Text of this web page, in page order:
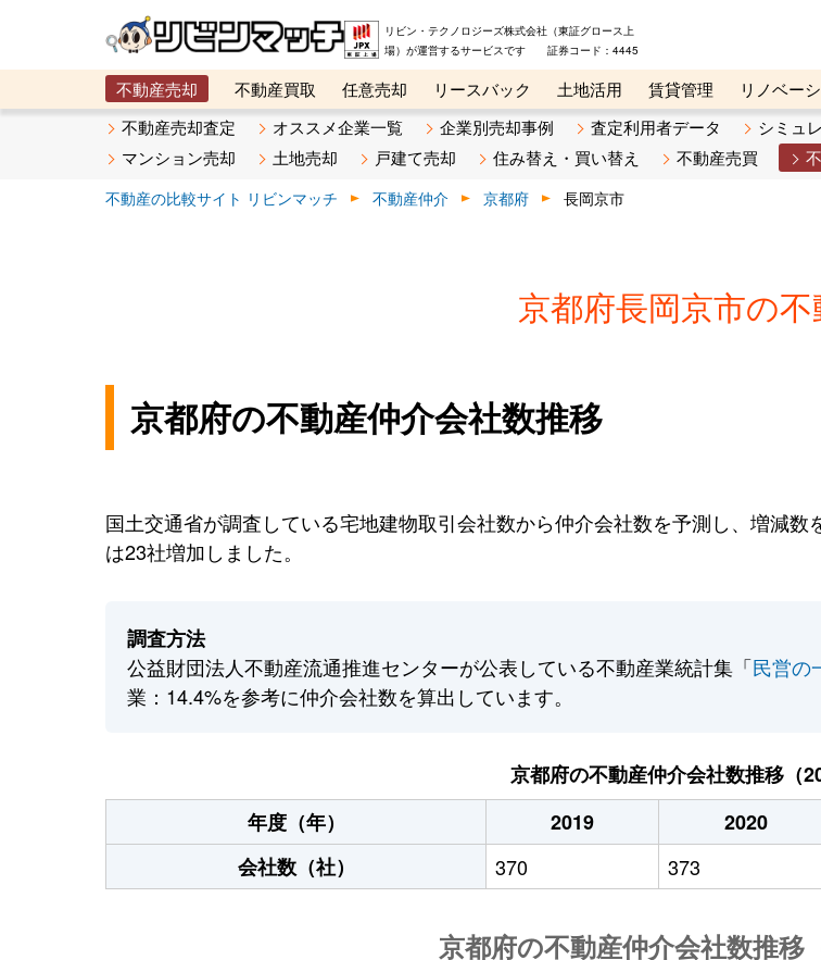
リビン・テクノロジーズ株式会社（東証グロース上
場）が運営するサービスです 証券コード：4445
不動産売却 不動産買取 任意売却 リースバック 土地活用 賃貸管理 リノベー
メタ住宅展示場
ベスト不動産カンパニー オンライン講座 リビンマガジンBiz 不動産
不動産売却査定 オススメ企業一覧 企業別売却事例 査定利用者データ
シミュ
マンション売却
土地売却 戸建て売却 住み替え・買い替え 不動産売買
不動産の比較サイト リビンマッチ 不動産仲介 京都府 長岡京市
京都府長岡京市の
京都府の不動産仲介会社数推移
国土交通省が調査している宅地建物取引会社数から仲介会社数を予測し、増減
は23社増加しました。
調査方法
公益財団法人不動産流通推進センターが公表している不動産業統計集「民営の
業：14.4%を参考に仲介会社数を算出しています。
京都府の不動産仲介会社数推移（
年度（年）
2019 2020
会社数（社）
370 373